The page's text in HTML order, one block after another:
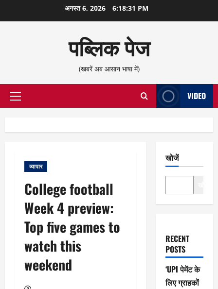
सामग्री
अगस्त 6, 2026 6:18:31 PM
पब्लिक पेज
(खबरें अब आसान भाषा में)
प्राथमिक
VIDEO
व्यापार
College football
Week 4 preview:
Top five games to
watch this
weekend
खोजें
RECENT
POSTS
‘UPI पेमेंट के
लिए ग्राहकों